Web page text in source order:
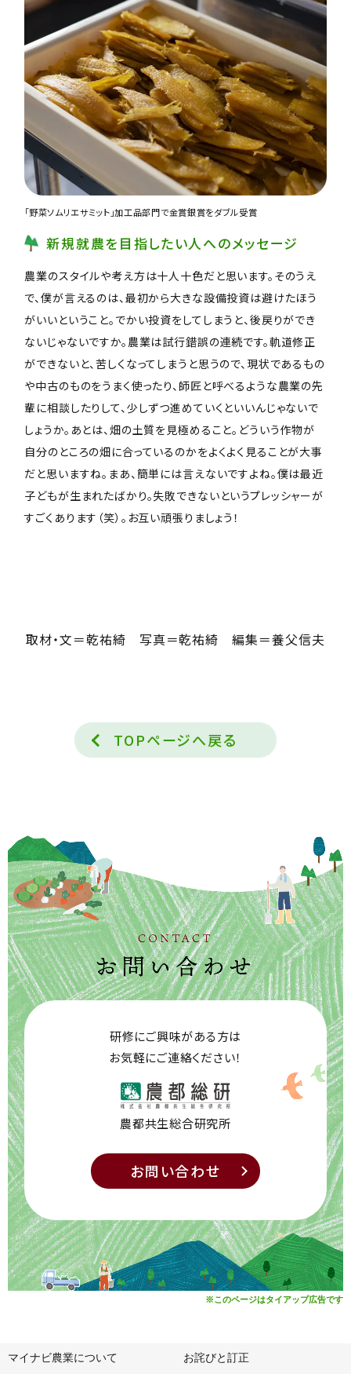
「野菜ソムリエサミット」加工品部門で金賞銀賞をダブル受賞
新規就農を目指したい人へのメッセージ
農業のスタイルや考え方は十人十色だと思います。そのうえ
で、僕が言えるのは、最初から大きな設備投資は避けたほう
がいいということ。でかい投資をしてしまうと、後戻りができ
ないじゃないですか。農業は試行錯誤の連続です。軌道修正
ができないと、苦しくなってしまうと思うので、現状であるもの
や中古のものをうまく使ったり、師匠と呼べるような農業の先
輩に相談したりして、少しずつ進めていくといいんじゃないで
しょうか。あとは、畑の土質を見極めること。どういう作物が
自分のところの畑に合っているのかをよくよく見ることが大事
だと思いますね。まあ、簡単には言えないですよね。僕は最近
子どもが生まれたばかり。失敗できないというプレッシャーが
すごくあります（笑）。お互い頑張りましょう！
取材・文＝乾祐綺 写真＝乾祐綺 編集＝養父信夫
TOPページへ戻る
研修にご興味がある方は
お気軽にご連絡ください！
農都共生総合研究所
お問い合わせ
※このページはタイアップ広告です
マイナビ農業について お詫びと訂正